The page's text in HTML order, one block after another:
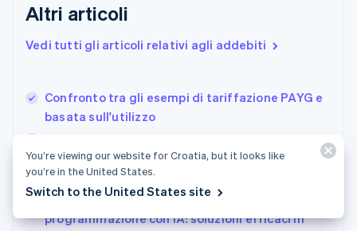
Altri articoli
Vedi tutti gli articoli relativi agli addebiti
Confronto tra gli esempi di tariffazione PAYG e
basata sull'utilizzo
settore sanitario: spiegazione basata sulle
categorie
Modelli tariffari per le aziende di
programmazione con IA: soluzioni efficaci in
English
Finlandia
Germania
Deutsch English
日本語English
Gibilterra
Grecia
English
You’re viewing our website for Croatia, but it looks like
you’re in the United States.
Switch to the United States site